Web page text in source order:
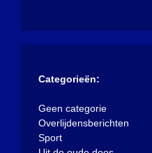
Categorieën:
Geen categorie
Overlijdensberichten
Sport